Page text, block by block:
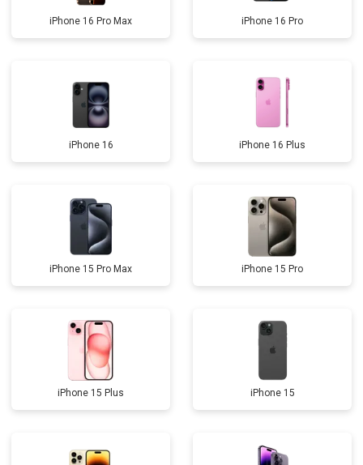
iPhone 16 Pro Max iPhone 16 Pro
iPhone 16 iPhone 16 Plus
iPhone 15 Pro Max iPhone 15 Pro
iPhone 15 Plus iPhone 15